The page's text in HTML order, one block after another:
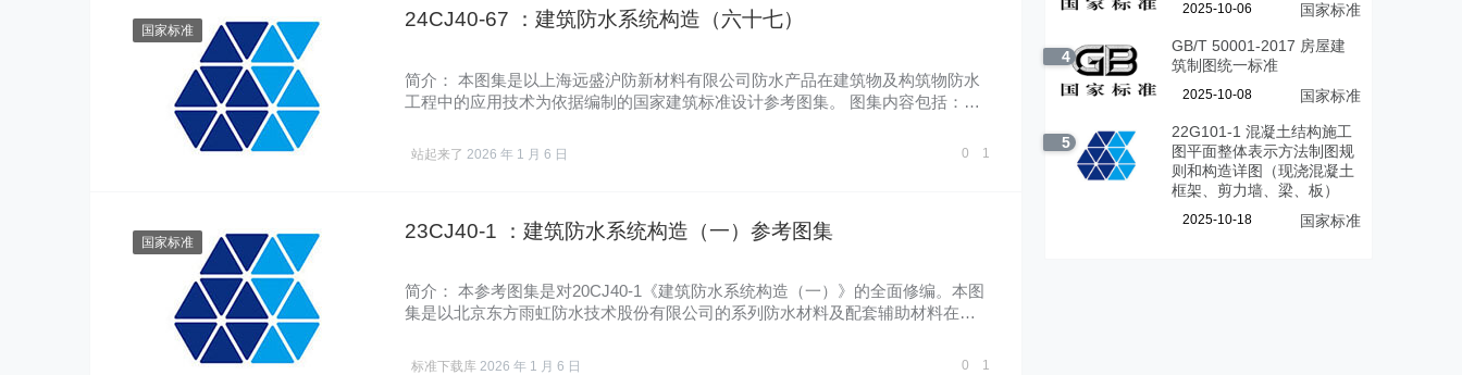
国家标准 24CJ40-67 ：建筑防水系统构造（六十七）
简介： 本图集是以上海远盛沪防新材料有限公司防水产品在建筑物及构筑物防水
工程中的应用技术为依据编制的国家建筑标准设计参考图集。 图集内容包括：编
站起来了 2026 年 1 月 6 日 0 1
国家标准 23CJ40-1 ：建筑防水系统构造（一）参考图集
简介： 本参考图集是对20CJ40-1《建筑防水系统构造（一）》的全面修编。本图
集是以北京东方雨虹防水技术股份有限公司的系列防水材料及配套辅助材料在工
标准下载库 2026 年 1 月 6 日 0 1
2025-10-06 国家标准
4
GB/T 50001-2017 房屋建
筑制图统一标准
2025-10-08 国家标准
5
22G101-1 混凝土结构施工
图平面整体表示方法制图规
则和构造详图（现浇混凝土
框架、剪力墙、梁、板）
2025-10-18 国家标准